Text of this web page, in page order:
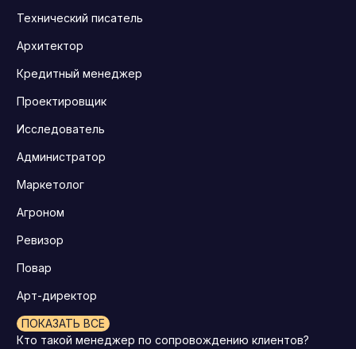
Технический писатель
Архитектор
Кредитный менеджер
Проектировщик
Исследователь
Администратор
Маркетолог
Агроном
Ревизор
Повар
Арт-директор
ПОКАЗАТЬ ВСЕ
Кто такой менеджер по сопровождению клиентов?